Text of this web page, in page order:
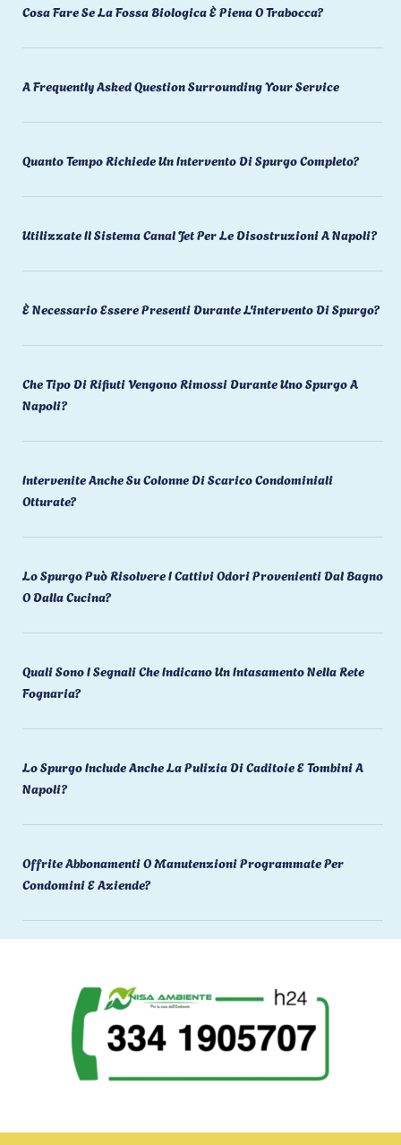
Cosa Fare Se La Fossa Biologica È Piena O Trabocca?
A Frequently Asked Question Surrounding Your Service
Quanto Tempo Richiede Un Intervento Di Spurgo Completo?
Utilizzate Il Sistema Canal Jet Per Le Disostruzioni A Napoli?
È Necessario Essere Presenti Durante L'intervento Di Spurgo?
Che Tipo Di Rifiuti Vengono Rimossi Durante Uno Spurgo A
Napoli?
Intervenite Anche Su Colonne Di Scarico Condominiali
Otturate?
Lo Spurgo Può Risolvere I Cattivi Odori Provenienti Dal Bagno
O Dalla Cucina?
Quali Sono I Segnali Che Indicano Un Intasamento Nella Rete
Fognaria?
Lo Spurgo Include Anche La Pulizia Di Caditoie E Tombini A
Napoli?
Offrite Abbonamenti O Manutenzioni Programmate Per
Condomini E Aziende?